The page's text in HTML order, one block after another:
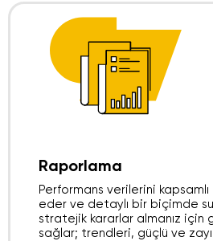
Raporlama
Performans verilerini
eder ve detaylı bir biçimde
stratejik kararlar almanız için
sağlar; trendleri, güçlü ve